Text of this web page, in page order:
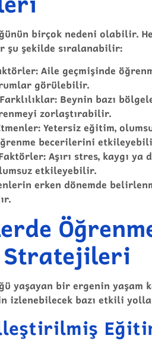
birçok nedeni olabilir.
şu şekilde sıralanabilir:
: Aile geçmişinde
görülebilir.
: Beynin bazı
zorlaştırabilir.
: Yetersiz eğitim,
becerilerini
: Aşırı stres, kaygı
etkileyebilir.
erken dönemde
Stratejileri
yaşayan bir ergenin yaşam
izlenebilecek bazı etkili